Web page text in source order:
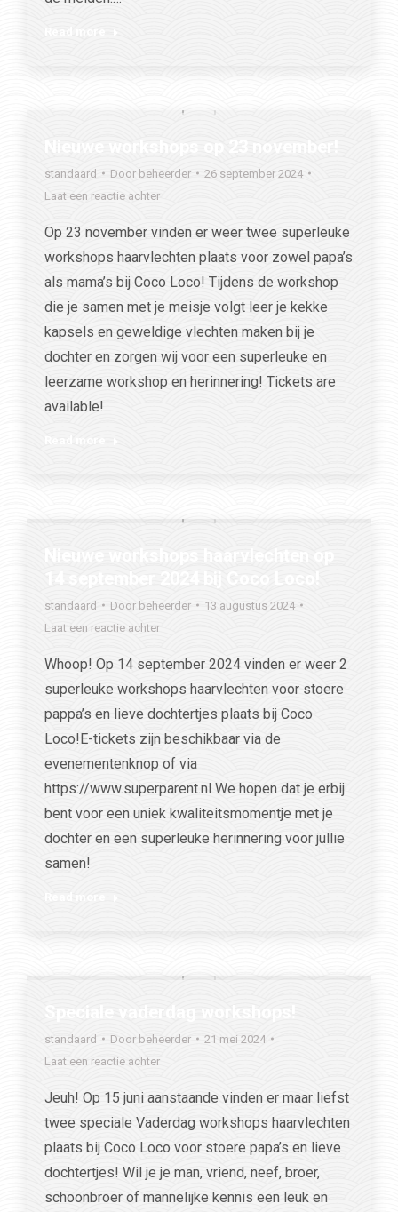
standaard Door beheerder
26 september 2024
Laat een reactie achter
Op 23 november vinden er weer twee superleuke
workshops haarvlechten plaats voor zowel papa’s
als mama’s bij Coco Loco! Tijdens de workshop
die je samen met je meisje volgt leer je kekke
kapsels en geweldige vlechten maken bij je
dochter en zorgen wij voor een superleuke en
leerzame workshop en herinnering! Tickets are
available!
standaard Door beheerder
13 augustus 2024
Laat een reactie achter
Whoop! Op 14 september 2024 vinden er weer 2
superleuke workshops haarvlechten voor stoere
pappa’s en lieve dochtertjes plaats bij Coco
Loco!E-tickets zijn beschikbaar via de
evenementenknop of via
https://www.superparent.nl We hopen dat je erbij
bent voor een uniek kwaliteitsmomentje met je
dochter en een superleuke herinnering voor jullie
samen!
standaard Door beheerder
21 mei 2024
Laat een reactie achter
Jeuh! Op 15 juni aanstaande vinden er maar liefst
twee speciale Vaderdag workshops haarvlechten
plaats bij Coco Loco voor stoere papa’s en lieve
dochtertjes! Wil je je man, vriend, neef, broer,
schoonbroer of mannelijke kennis een leuk en